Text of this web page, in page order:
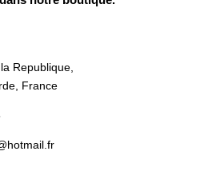
Republique,
France